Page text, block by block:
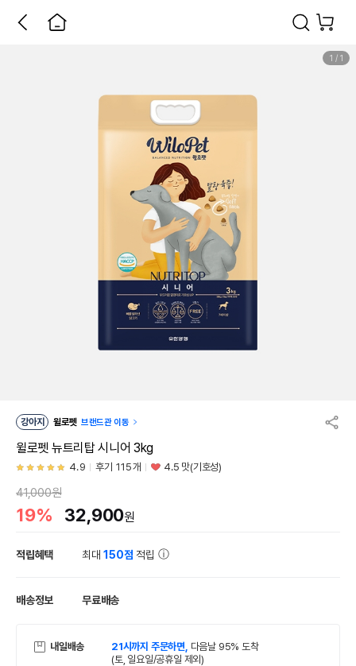
1 / 1
강아지 윌로펫 브랜드관 이동
윌로펫 뉴트리탑 시니어 3kg
4.9 후기 115개 4.5 맛(기호성)
41,000원
19% 32,900원
적립혜택 최대150점 적립
배송정보 무료배송
내일배송 21시까지 주문하면, 다음날 95% 도착
(토, 일요일/공휴일 제외)